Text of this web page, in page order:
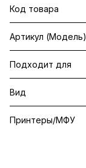
Код товара
Артикул (Модель)
Подходит для
Вид
Принтеры/МФУ